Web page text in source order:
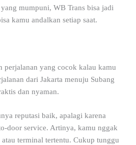
mumpuni, WB Trans bisa jadi
kamu andalkan setiap saat.
perjalanan yang cocok kalau kamu
dari Jakarta menuju Subang
dan nyaman.
reputasi baik, apalagi karena
door service. Artinya, kamu nggak
terminal tertentu. Cukup tunggu